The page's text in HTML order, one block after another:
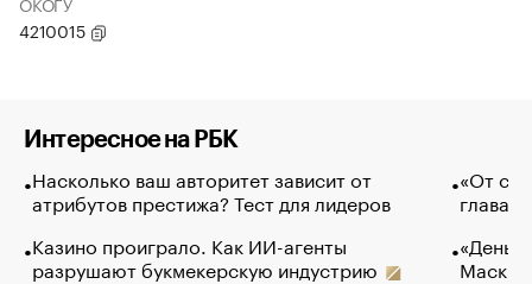
4210015
Интересное на РБК
Насколько ваш авторитет зависит от
атрибутов престижа? Тест для лидеров
Казино проиграло. Как ИИ-агенты
разрушают букмекерскую индустрию
«От
глава
Маск в